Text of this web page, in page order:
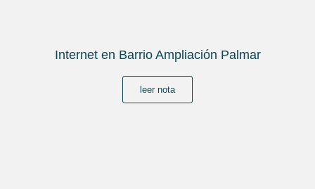
Internet en Barrio Ampliación Palmar
leer nota